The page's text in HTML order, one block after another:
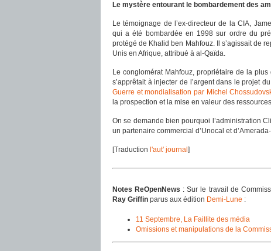
Le mystère entourant le bombardement des
Le témoignage de l’ex-directeur de la CIA,
qui a été bombardée en 1998 sur ordre du
protégé de Khalid ben Mahfouz. Il s’agissait de
Unis en Afrique, attribué à al-Qaïda.
Le conglomérat Mahfouz, propriétaire de la
s’apprêtait à injecter de l’argent dans le projet
Guerre et mondialisation par Michel
la prospection et la mise en valeur des
On se demande bien pourquoi l’administration
un partenaire commercial d’Unocal et
[Traduction l'aut' journal ]
Notes ReOpenNews : Sur le travail de
Ray Griffin parus aux édition Demi-Lune :
11 Septembre, La Faillite des média
Omissions et manipulations de la